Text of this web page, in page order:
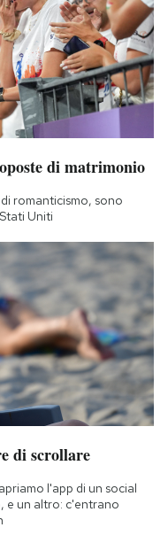
di matrimonio
romanticismo, sono
Uniti
di scrollare
l'app di un social
e un altro: c'entrano